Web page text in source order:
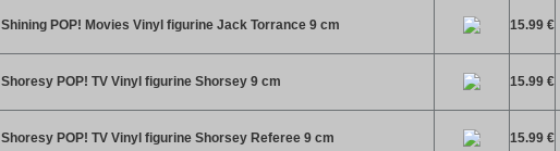
Shining POP! Movies Vinyl figurine Jack Torrance 9 cm 15.99 €
Shoresy POP! TV Vinyl figurine Shorsey 9 cm 15.99 €
Shoresy POP! TV Vinyl figurine Shorsey Referee 9 cm 15.99 €